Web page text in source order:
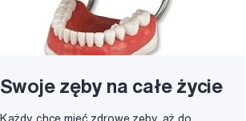
Swoje zęby na całe życie
Każdy chce mieć zdrowe zęby, aż do